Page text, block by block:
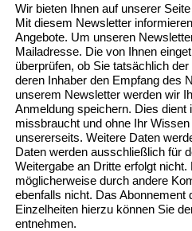
Wir bieten Ihnen auf unserer
Mit diesem Newsletter
Angebote. Um unseren
Mailadresse. Die von Ihnen
überprüfen, ob Sie tatsächlich
deren Inhaber den Empfang des
unserem Newsletter werden wir
Anmeldung speichern. Dies
missbraucht und ohne Ihr
unsererseits. Weitere Daten
Daten werden ausschließlich für
Weitergabe an Dritte erfolgt
möglicherweise durch andere
ebenfalls nicht. Das
Einzelheiten hierzu können Sie
entnehmen.